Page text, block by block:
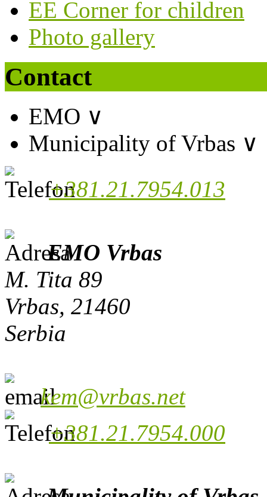
EE Corner for children
Photo gallery
Contact
EMO ∨
Municipality of Vrbas ∨
+381.21.7954.013
EMO Vrbas
M. Tita 89
Vrbas, 21460
Serbia
kem@vrbas.net
+381.21.7954.000